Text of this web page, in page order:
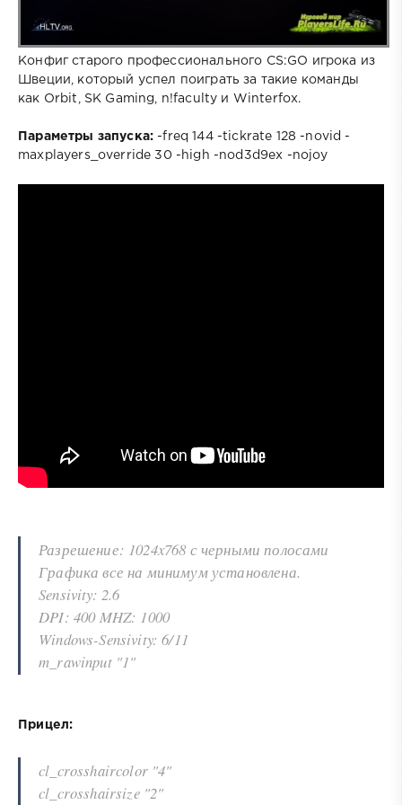
Конфиг старого профессионального CS:GO игрока из
Швеции, который успел поиграть за такие команды
как Orbit, SK Gaming, n!faculty и Winterfox.
Параметры запуска: -freq 144 -tickrate 128 -novid -
maxplayers_override 30 -high -nod3d9ex -nojoy
Разрешение: 1024x768 с черными полосами
Графика все на минимум установлена.
Sensivity: 2.6
DPI: 400 MHZ: 1000
Windows-Sensivity: 6/11
m_rawinput "1"
Прицел:
cl_crosshaircolor "4"
cl_crosshairsize "2"